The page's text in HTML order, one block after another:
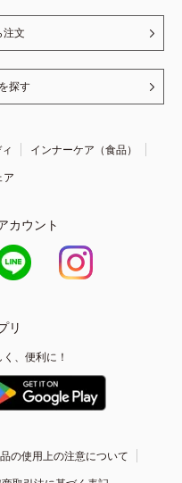
注文
探す
インナーケア（食品）
ア
カウント
リ
、便利に！
の使用上の注意について